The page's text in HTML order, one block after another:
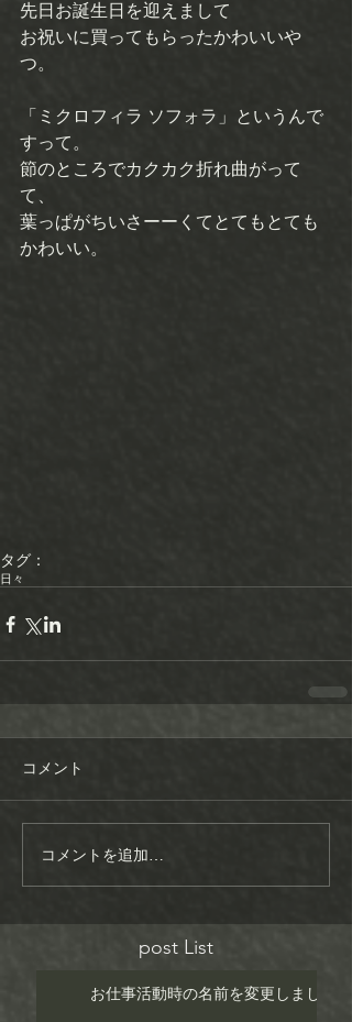
先日お誕生日を迎えまして
お祝いに買ってもらったかわいいや
つ。
「ミクロフィラ ソフォラ」というんで
すって。
節のところでカクカク折れ曲がって
て、
葉っぱがちいさーーくてとてもとても
かわいい。
タグ：
日々
コメント
コメントを追加…
post List
お仕事活動時の名前を変更しました！